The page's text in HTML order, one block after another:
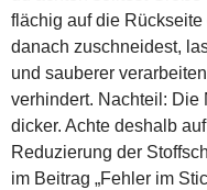
flächig auf die
danach zuschneidest,
und sauberer
verhindert. Nachteil: Die
dicker. Achte deshalb
Reduzierung der
im Beitrag „Fehler im